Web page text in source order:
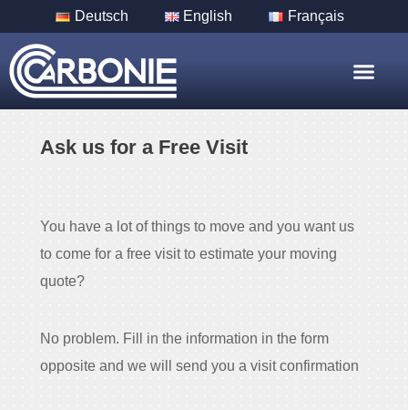
Deutsch English Français
Ask us for a Free Visit
You have a lot of things to move and you want us
to come for a free visit to estimate your moving
quote?
No problem. Fill in the information in the form
opposite and we will send you a visit confirmation